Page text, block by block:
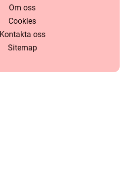
Om oss
Cookies
Kontakta oss
Sitemap